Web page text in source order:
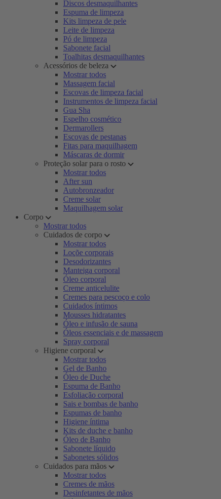
Discos desmaquilhantes
Espuma de limpeza
Kits limpeza de pele
Leite de limpeza
Pó de limpeza
Sabonete facial
Toalhitas desmaquilhantes
Acessórios de beleza
Mostrar todos
Massagem facial
Escovas de limpeza facial
Instrumentos de limpeza facial
Gua Sha
Espelho cosmético
Dermarollers
Escovas de pestanas
Fitas para maquilhagem
Máscaras de dormir
Proteção solar para o rosto
Mostrar todos
After sun
Autobronzeador
Creme solar
Maquilhagem solar
Corpo
Mostrar todos
Cuidados de corpo
Mostrar todos
Loçõe corporais
Desodorizantes
Manteiga corporal
Óleo corporal
Creme anticelulite
Cremes para pescoço e colo
Cuidados íntimos
Mousses hidratantes
Óleo e infusão de sauna
Óleos essenciais e de massagem
Spray corporal
Higiene corporal
Mostrar todos
Gel de Banho
Óleo de Duche
Espuma de Banho
Esfoliação corporal
Sais e bombas de banho
Espumas de banho
Higiene íntima
Kits de duche e banho
Óleo de Banho
Sabonete líquido
Sabonetes sólidos
Cuidados para mãos
Mostrar todos
Cremes de mãos
Desinfetantes de mãos